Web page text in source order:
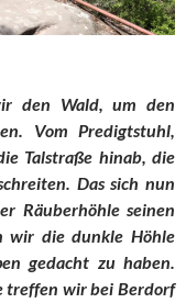
den Wald, um den
Vom Predigtstuhl,
Talstraße hinab, die
Das sich nun
Räuberhöhle seinen
wir die dunkle Höhle
gedacht zu haben.
treffen wir bei Berdorf